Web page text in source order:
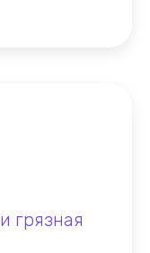
грязная